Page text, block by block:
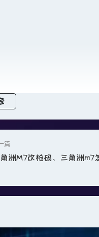
角洲M7改枪码、三角洲m7